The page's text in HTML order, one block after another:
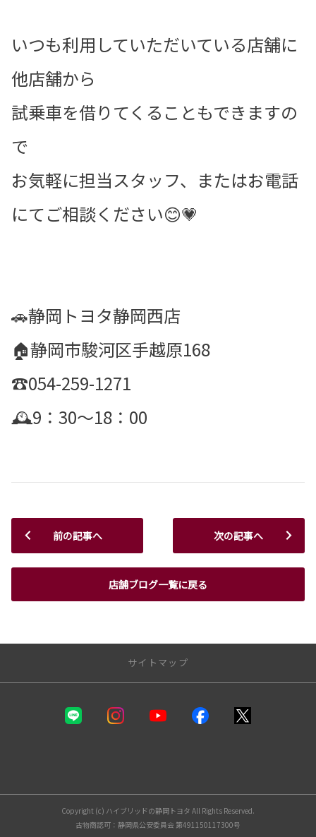
いつも利用していただいている店舗に
他店舗から
試乗車を借りてくることもできますの
で
お気軽に担当スタッフ、またはお電話
にてご相談ください😊💗
🚗静岡トヨタ静岡西店
🏠静岡市駿河区手越原168
☎️054-259-1271
🕰️9：30～18：00
前の記事へ
店舗ブログ一覧に戻る
次の記事へ
サイトマップ
お支払いプラン
試乗車・展示車一覧Copyright (c) ハイブリッドの静岡トヨタ All Rights Reserved.
古物商認可：静岡県公安委員会 第491150117300号